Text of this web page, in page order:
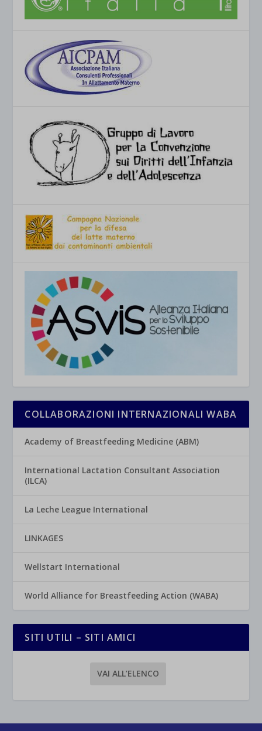
COLLABORAZIONI INTERNAZIONALI WABA
Academy of Breastfeeding Medicine (ABM)
International Lactation Consultant Association
(ILCA)
La Leche League International
LINKAGES
Wellstart International
World Alliance for Breastfeeding Action (WABA)
SITI UTILI – SITI AMICI
VAI ALL’ELENCO